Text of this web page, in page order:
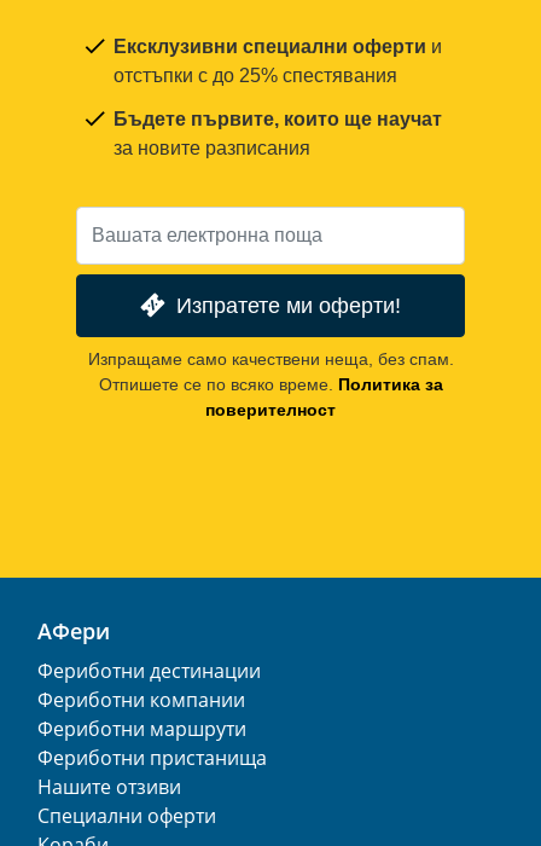
Ексклузивни специални оферти и
отстъпки с до 25% спестявания
Бъдете първите, които ще научат
за новите разписания
Изпратете ми оферти!
Изпращаме само качествени неща, без спам.
Отпишете се по всяко време. Политика за
поверителност
АФери
Фериботни дестинации
Фериботни компании
Фериботни маршрути
Фериботни пристанища
Нашите отзиви
Специални оферти